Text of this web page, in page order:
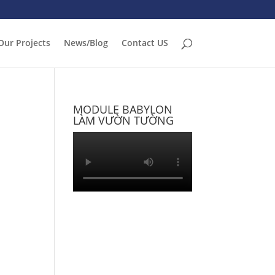
Projects News/Blog Contact US
MODULE BABYLON
LÀM VƯỜN TƯỜNG